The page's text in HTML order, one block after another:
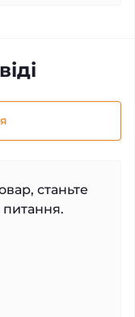
станьте